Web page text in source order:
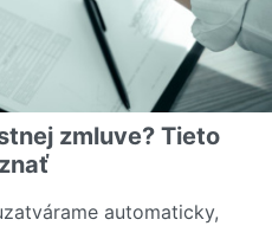
zmluve? Tieto
automaticky,